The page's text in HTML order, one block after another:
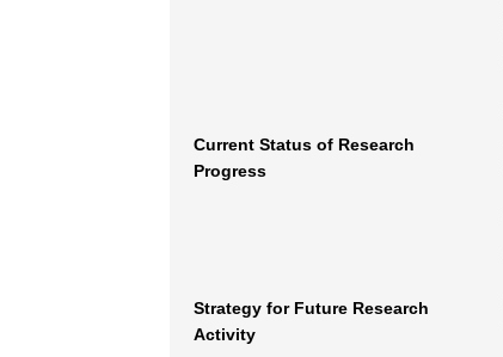
Current Status of Research
Progress
Strategy for Future Research
Activity